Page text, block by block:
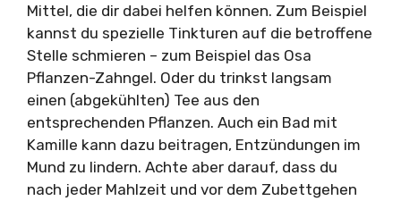
Mittel, die dir dabei helfen können. Zum Beispiel
kannst du spezielle Tinkturen auf die betroffene
Stelle schmieren – zum Beispiel das Osa
Pflanzen-Zahngel. Oder du trinkst langsam
einen (abgekühlten) Tee aus den
entsprechenden Pflanzen. Auch ein Bad mit
Kamille kann dazu beitragen, Entzündungen im
Mund zu lindern. Achte aber darauf, dass du
nach jeder Mahlzeit und vor dem Zubettgehen